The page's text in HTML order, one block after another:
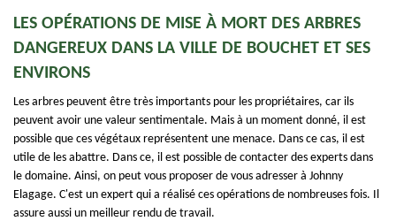
LES OPÉRATIONS DE MISE À MORT DES ARBRES
DANGEREUX DANS LA VILLE DE BOUCHET ET SES
ENVIRONS
Les arbres peuvent être très importants pour les propriétaires, car ils
peuvent avoir une valeur sentimentale. Mais à un moment donné, il est
possible que ces végétaux représentent une menace. Dans ce cas, il est
utile de les abattre. Dans ce, il est possible de contacter des experts dans
le domaine. Ainsi, on peut vous proposer de vous adresser à Johnny
Elagage. C'est un expert qui a réalisé ces opérations de nombreuses fois. Il
assure aussi un meilleur rendu de travail.